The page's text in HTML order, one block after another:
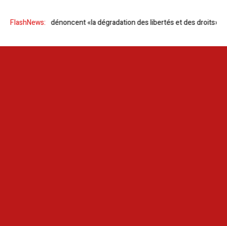
FlashNews:
dénoncent «la dégradation des libertés et des droits» en Tunisie